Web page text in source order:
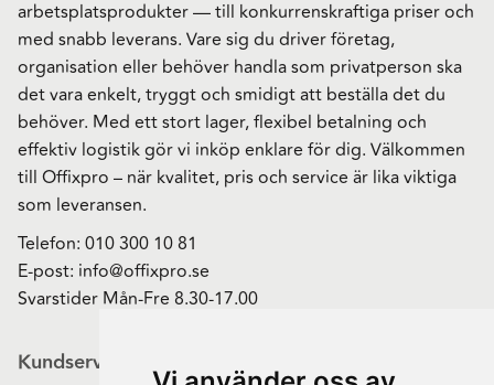
arbetsplatsprodukter — till konkurrenskraftiga priser och
med snabb leverans. Vare sig du driver företag,
organisation eller behöver handla som privatperson ska
det vara enkelt, tryggt och smidigt att beställa det du
behöver. Med ett stort lager, flexibel betalning och
effektiv logistik gör vi inköp enklare för dig. Välkommen
till Offixpro – när kvalitet, pris och service är lika viktiga
som leveransen.
Telefon: 010 300 10 81
E-post: info@offixpro.se
Svarstider Mån-Fre 8.30-17.00
Kundservice